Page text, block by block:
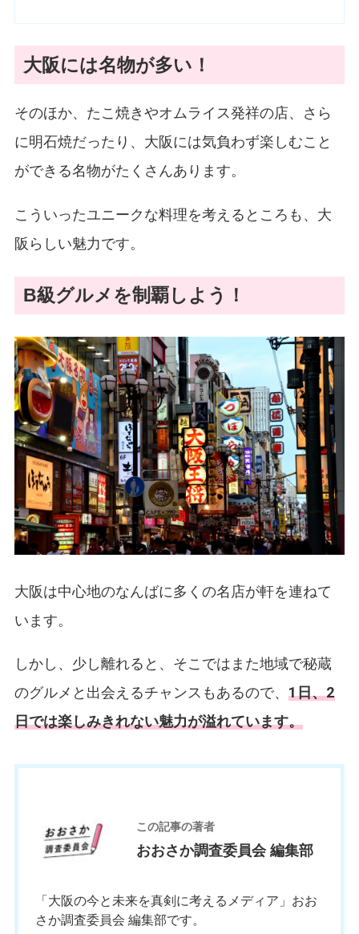
大阪には名物が多い！
そのほか、たこ焼きやオムライス発祥の店、さら
に明石焼だったり、大阪には気負わず楽しむこと
ができる名物がたくさんあります。
こういったユニークな料理を考えるところも、大
阪らしい魅力です。
B級グルメを制覇しよう！
大阪は中心地のなんばに多くの名店が軒を連ねて
います。
しかし、少し離れると、そこではまた地域で秘蔵
のグルメと出会えるチャンスもあるので、 1日、2
日では楽しみきれない魅力が溢れています。
この記事の著者
おおさか調査委員会 編集部
「大阪の今と未来を真剣に考えるメディア」おお
さか調査委員会 編集部です。